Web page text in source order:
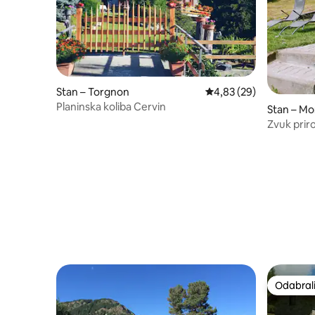
Stan – Torgnon Prosječna ocjena:
4,83 (29)
Planinska koliba Cervin
Stan –
Zvuk